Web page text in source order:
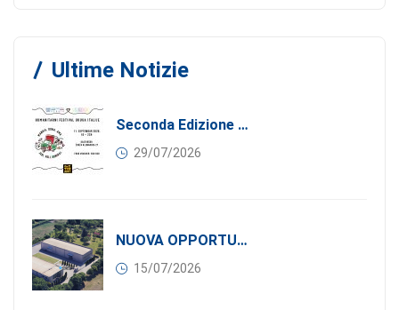
Ultime Notizie
Seconda Edizione Di MANGIA. DONA. AMA: Quando La Gastronomia Incontra La Solidarietà, 11 Settembre 2026
29/07/2026
NUOVA OPPORTUNITÀ DI BUSINESS PER I SOCI DI CONFINDUSTRIA SERBIA: Affitasi Un Moderno Capannone Industriale A Pančevo – 1.200 M² Nella Zona Industriale
15/07/2026